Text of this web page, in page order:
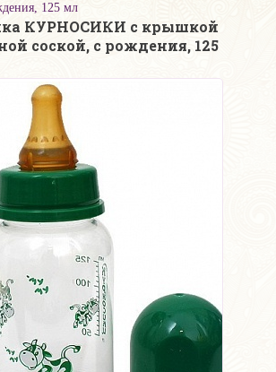
125 мл
КУРНОСИКИ с крышкой
соской, с рождения, 125